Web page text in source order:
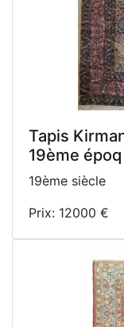
Tapis
19ème
19ème siècle
Prix: 12000 €